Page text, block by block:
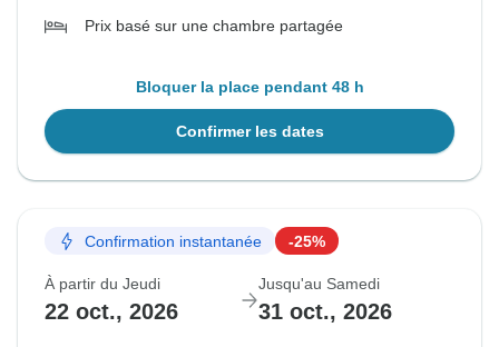
Prix basé sur une chambre partagée
Bloquer la place pendant 48 h
Confirmer les dates
Confirmation instantanée -25%
À partir du Jeudi
22 oct., 2026
Jusqu'au Samedi
31 oct., 2026